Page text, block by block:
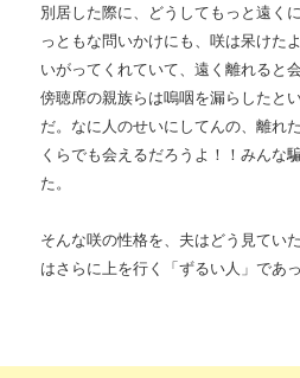
別居した際に、どうしてもっと遠く
っともな問いかけにも、咲は呆けた
いがってくれていて、遠く離れると
傍聴席の親族らは嗚咽を漏らしたと
だ。なに人のせいにしてんの、離れ
くらでも会えるだろうよ！！みんな
た。
そんな咲の性格を、夫はどう見てい
はさらに上を行く「ずるい人」であっ